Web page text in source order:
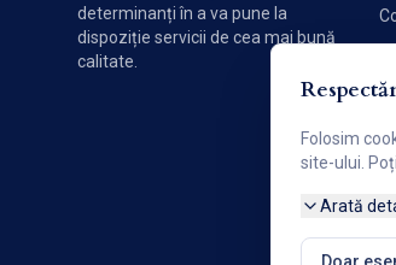
determinanți în a va pune la
dispoziție servicii de cea mai bună
calitate.
Folosim
site-ului.
Arată